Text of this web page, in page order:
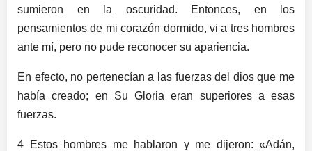
sumieron en la oscuridad. Entonces, en los
pensamientos de mi corazón dormido, vi a tres hombres
ante mí, pero no pude reconocer su apariencia.
En efecto, no pertenecían a las fuerzas del dios que me
había creado; en Su Gloria eran superiores a esas
fuerzas.
4 Estos hombres me hablaron y me dijeron: «Adán,